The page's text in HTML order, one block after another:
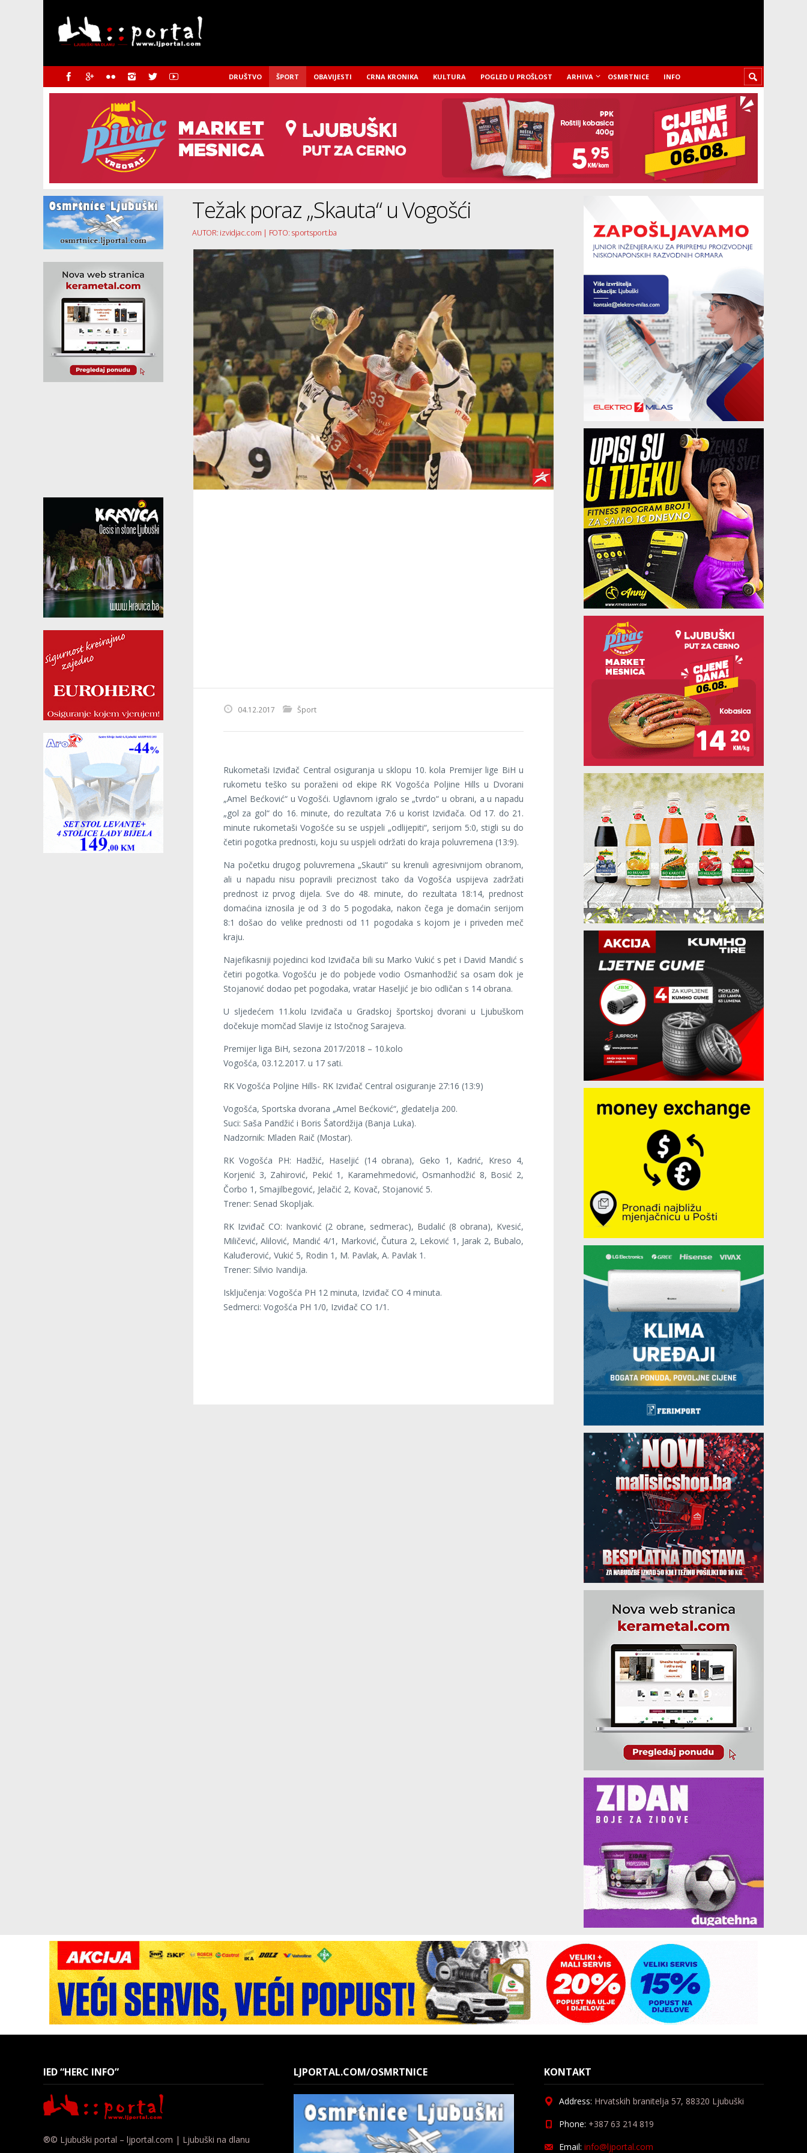
DRUŠTVO ŠPORT OBAVIJESTI CRNA KRONIKA KULTURA POGLED U PROŠLOST ARHIVA OSMRTNICE INFO
Težak poraz „Skauta“ u Vogošći
AUTOR: izvidjac.com | FOTO: sportsport.ba
04.12.2017 Šport
Rukometaši Izviđač Central osiguranja u sklopu 10. kola Premijer lige BiH u
rukometu teško su poraženi od ekipe RK Vogošća Poljine Hills u Dvorani
„Amel Bećković“ u Vogošći. Uglavnom igralo se „tvrdo“ u obrani, a u napadu
„gol za gol“ do 16. minute, do rezultata 7:6 u korist Izviđača. Od 17. do 21.
minute rukometaši Vogošće su se uspjeli „odlijepiti“, serijom 5:0, stigli su do
četiri pogotka prednosti, koju su uspjeli održati do kraja poluvremena (13:9).
Na početku drugog poluvremena „Skauti“ su krenuli agresivnijom obranom,
ali u napadu nisu popravili preciznost tako da Vogošća uspijeva zadržati
prednost iz prvog dijela. Sve do 48. minute, do rezultata 18:14, prednost
domaćina iznosila je od 3 do 5 pogodaka, nakon čega je domaćin serijom
8:1 došao do velike prednosti od 11 pogodaka s kojom je i priveden meč
kraju.
Najefikasniji pojedinci kod Izviđača bili su Marko Vukić s pet i David Mandić s
četiri pogotka. Vogošću je do pobjede vodio Osmanhodžić sa osam dok je
Stojanović dodao pet pogodaka, vratar Haseljić je bio odličan s 14 obrana.
U sljedećem 11.kolu Izviđača u Gradskoj športskoj dvorani u Ljubuškom
dočekuje momčad Slavije iz Istočnog Sarajeva.
Premijer liga BiH, sezona 2017/2018 – 10.kolo
Vogošća, 03.12.2017. u 17 sati.
RK Vogošća Poljine Hills- RK Izviđač Central osiguranje 27:16 (13:9)
Vogošća, Sportska dvorana „Amel Bećković“, gledatelja 200.
Suci: Saša Pandžić i Boris Šatordžija (Banja Luka).
Nadzornik: Mladen Raič (Mostar).
RK Vogošća PH: Hadžić, Haseljić (14 obrana), Geko 1, Kadrić, Kreso 4,
Korjenić 3, Zahirović, Pekić 1, Karamehmedović, Osmanhodžić 8, Bosić 2,
Čorbo 1, Smajilbegović, Jelačić 2, Kovač, Stojanović 5.
Trener: Senad Skopljak.
RK Izviđač CO: Ivanković (2 obrane, sedmerac), Budalić (8 obrana), Kvesić,
Miličević, Alilović, Mandić 4/1, Marković, Čutura 2, Leković 1, Jarak 2, Bubalo,
Kaluđerović, Vukić 5, Rodin 1, M. Pavlak, A. Pavlak 1.
Trener: Silvio Ivandija.
Isključenja: Vogošća PH 12 minuta, Izviđač CO 4 minuta.
Sedmerci: Vogošća PH 1/0, Izviđač CO 1/1.
IED “HERC INFO”
®© Ljubuški portal – ljportal.com | Ljubuški na dlanu
LJPORTAL.COM/OSMRTNICE KONTAKT
Address: Hrvatskih branitelja 57, 88320 Ljubuški
Phone: +387 63 214 819
Email: info@ljportal.com